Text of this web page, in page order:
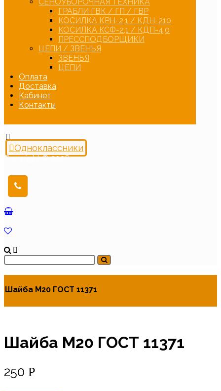
ГРАБЛИ ГВК / ГП / ГВР
КОСИЛКА КРН-2,1 / КДН-210
КОСИЛКА КСФ-2,1 / КДП-4,0
ПРЕССПОДБОРЩИКИ
ЦЕПИ / ЗВЕНЬЯ
ЗВЕНЬЯ
ЦЕПИ
Оплата
Доставка
Кабинет
Контакты
Одноклассники
Copyright © 2026
Шайба М20 ГОСТ 11371
Шайба М20 ГОСТ 11371
250 Р